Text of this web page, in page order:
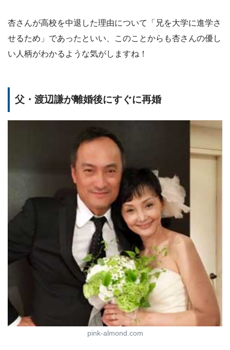
杏さんが高校を中退した理由について「兄を大学に進学さ
せるため」であったといい、このことからも杏さんの優し
い人柄がわかるような気がしますね！
父・渡辺謙が離婚後にすぐに再婚
pink-almond.com